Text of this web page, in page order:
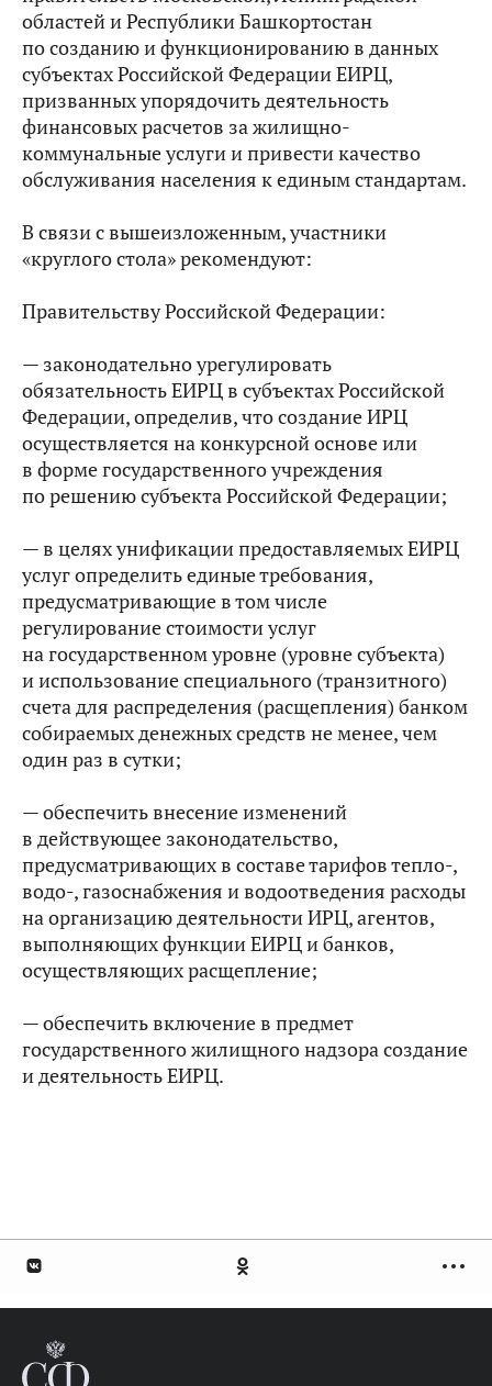
областей и Республики Башкортостан
по созданию и функционированию в данных
субъектах Российской Федерации ЕИРЦ,
призванных упорядочить деятельность
финансовых расчетов за жилищно-
коммунальные услуги и привести качество
обслуживания населения к единым стандартам.
В связи с вышеизложенным, участники
«круглого стола» рекомендуют:
Правительству Российской Федерации:
— законодательно урегулировать
обязательность ЕИРЦ в субъектах Российской
Федерации, определив, что создание ИРЦ
осуществляется на конкурсной основе или
в форме государственного учреждения
по решению субъекта Российской Федерации;
— в целях унификации предоставляемых ЕИРЦ
услуг определить единые требования,
предусматривающие в том числе
регулирование стоимости услуг
на государственном уровне (уровне субъекта)
и использование специального (транзитного)
счета для распределения (расщепления) банком
собираемых денежных средств не менее, чем
один раз в сутки;
— обеспечить внесение изменений
в действующее законодательство,
предусматривающих в составе тарифов тепло-,
водо-, газоснабжения и водоотведения расходы
на организацию деятельности ИРЦ, агентов,
выполняющих функции ЕИРЦ и банков,
осуществляющих расщепление;
— обеспечить включение в предмет
государственного жилищного надзора создание
и деятельность ЕИРЦ.